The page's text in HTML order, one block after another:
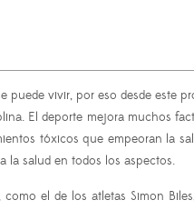
vivir, por eso desde este
El deporte mejora muchos
tóxicos que empeoran la
la salud en todos los aspectos.
el de los atletas Simon